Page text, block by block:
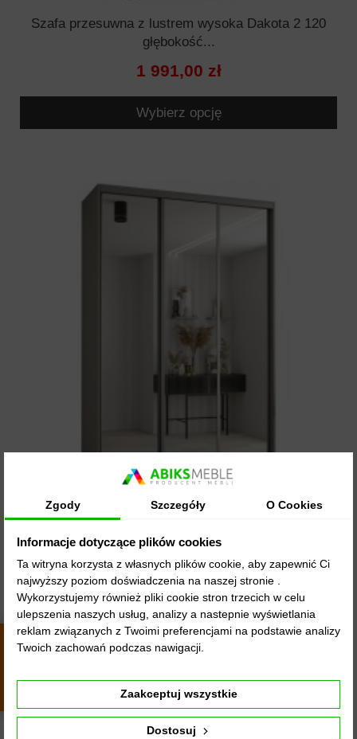
Szafa przesuwna z lustrem wysoka Dakota 2 120
głębokość...
1 991,00 zł
Wybierz opcję
głębokość...
2 695,00 zł
Wybierz opcję
Zgody Szczegóły O Cookies
Informacje dotyczące plików cookies
Ta witryna korzysta z własnych plików cookie, aby zapewnić Ci
najwyższy poziom doświadczenia na naszej stronie .
Wykorzystujemy również pliki cookie stron trzecich w celu
ulepszenia naszych usług, analizy a nastepnie wyświetlania
reklam związanych z Twoimi preferencjami na podstawie analizy
Twoich zachowań podczas nawigacji.
Dostosuj
Zaakceptuj wszystkie
4.9
z całego